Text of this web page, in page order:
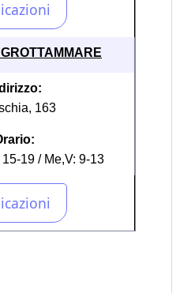
163
15-19 / Me,V: 9-13